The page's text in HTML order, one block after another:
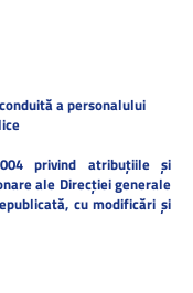
a personalului
privind atribuțiile și
ale Direcției generale
cu modificări și